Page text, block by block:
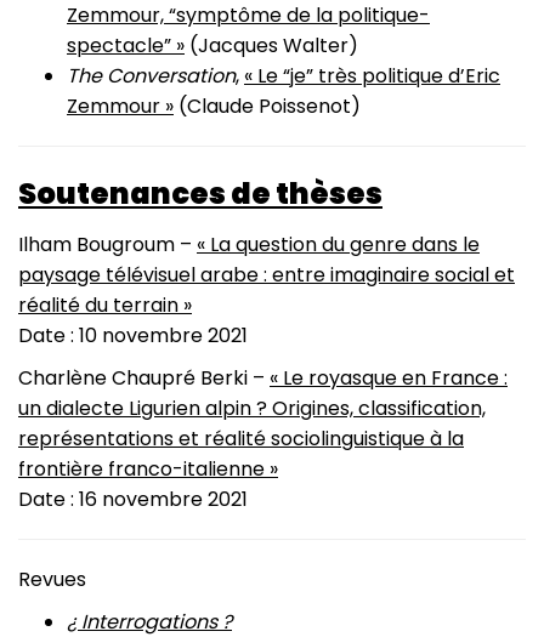
Zemmour, “symptôme de la politique-
spectacle” » (Jacques Walter)
The Conversation, « Le “je” très politique d’Eric
Zemmour » (Claude Poissenot)
Soutenances de thèses
Ilham Bougroum – « La question du genre dans le
paysage télévisuel arabe : entre imaginaire social et
réalité du terrain »
Date : 10 novembre 2021
Charlène Chaupré Berki – « Le royasque en France :
un dialecte Ligurien alpin ? Origines, classification,
représentations et réalité sociolinguistique à la
frontière franco-italienne »
Date : 16 novembre 2021
Revues
¿ Interrogations ?